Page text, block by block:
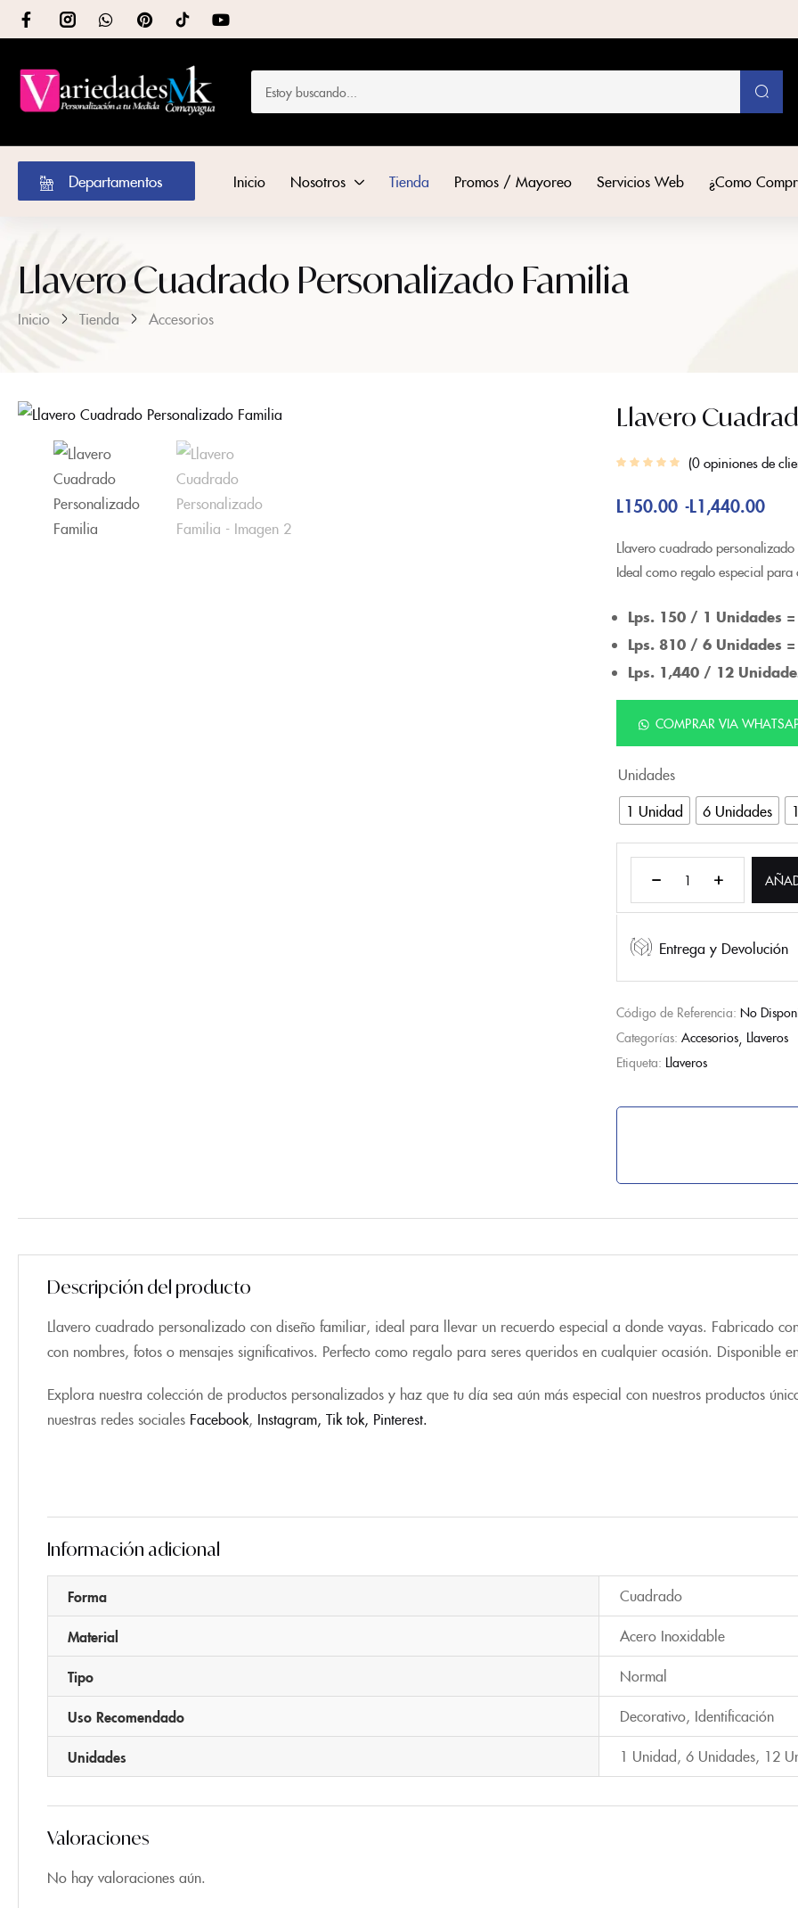
Departamentos Inicio Nosotros Tienda Promos / Mayoreo Servicios Web ¿Como
Llavero Cuadrado Personalizado Familia
Inicio Tienda Accesorios
Llavero
0opiniones de
L150.00 -L1,440.00
Llavero cuadrado
Ideal como regalo especial
Lps. 150 / 1 Unidades
Lps. 810 / 6 Unidades
Lps. 1,440 / 12
COMPRAR VIA
Unidades
1 Unidad
6 Unidades
Entrega y Devolución
Código de Referencia: No
Categorías: Accesorios Llaveros
Etiqueta: Llaveros
Descripción del producto
Llavero cuadrado personalizado con diseño familiar, ideal para llevar un recuerdo especial a donde vayas. Fabricado
con nombres, fotos o mensajes significativos. Perfecto como regalo para seres queridos en cualquier ocasión. Disponible
Explora nuestra colección de productos personalizados y haz que tu día sea aún más especial con nuestros productos
nuestras redes sociales Facebook, Instagram, Tik tok, Pinterest.
Información adicional
Forma Cuadrado
Material Acero Inoxidable
Tipo Normal
Uso Recomendado Decorativo, Identificación
Unidades 1 Unidad, 6 Unidades, 12
Valoraciones
No hay valoraciones aún.